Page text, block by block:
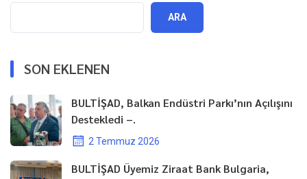
ARA
SON EKLENEN
BULTİŞAD, Balkan Endüstri Parkı’nın Açılışını
Destekledi –.
2 Temmuz 2026
BULTİŞAD Üyemiz Ziraat Bank Bulgaria,